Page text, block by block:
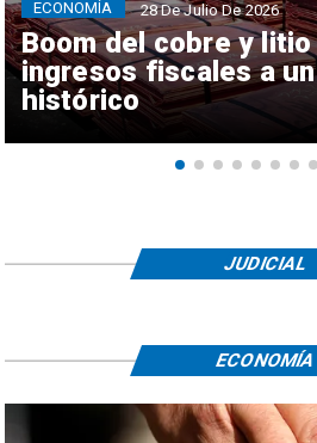
Boom del cobre y
ingresos fiscales a
histórico
ECONOMÍA 28 De Julio De 2026
JUDICIAL
ECONOMÍA